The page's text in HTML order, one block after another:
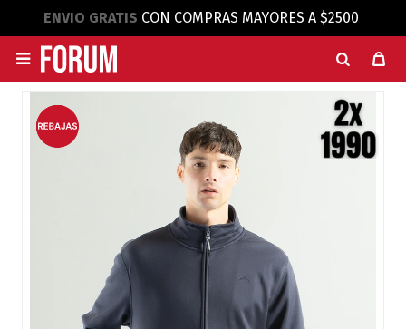
ENVIO GRATIS CON COMPRAS MAYORES A $2500
